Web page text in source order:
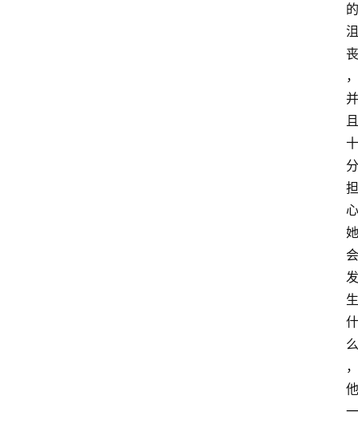
的
沮
丧
，
并
且
十
分
担
心
她
会
发
生
什
么
，
他
一